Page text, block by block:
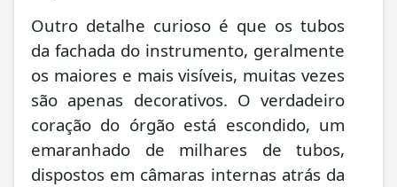
Outro detalhe curioso é que os tubos
da fachada do instrumento, geralmente
os maiores e mais visíveis, muitas vezes
são apenas decorativos. O verdadeiro
coração do órgão está escondido, um
emaranhado de milhares de tubos,
dispostos em câmaras internas atrás da